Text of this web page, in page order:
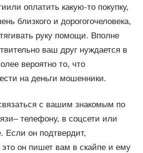
оплатить какую-то покупку,
близкого и дорогогочеловека,
руку помощи. Вполне
ваш друг нуждается в
вероятно то, что
на деньги мошенники.
с вашим знакомым по
телефону, в соцсети или
Если он подтвердит,
это он пишет вам в скайпе и ему